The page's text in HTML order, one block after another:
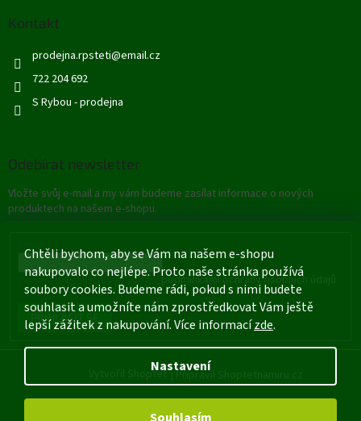
Chtěli bychom, aby se Vám na našem e-shopu
nakupovalo co nejlépe. Proto naše stránka používá
soubory cookies. Budeme rádi, pokud s nimi budete
souhlasit a umožníte nám zprostředkovat Vám ještě
lepší zážitek z nakupování. Více informacízde.
Nastavení
Kontakt
prodejna.rpsteti@email.cz
722 204 692
S Rybou - prodejna
Odebírat newsletter
Vložte svůj e-mail a my vám budeme zasílat informace o nových
produktech na našem e-shopu.
Vložením e-mailu souhlasíte s podmínkami ochrany osobních údajů
PŘIHLÁSIT SE
Vytvořil Shoptet |Připravil Shoptetnamiru.cz